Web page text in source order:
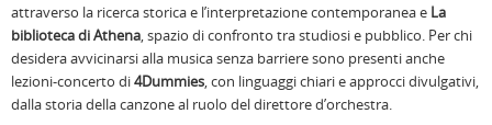
attraverso la ricerca storica e l’interpretazione contemporanea e La
biblioteca di Athena, spazio di confronto tra studiosi e pubblico. Per chi
desidera avvicinarsi alla musica senza barriere sono presenti anche
lezioni-concerto di4Dummies, con linguaggi chiari e approcci divulgativi,
dalla storia della canzone al ruolo del direttore d’orchestra.